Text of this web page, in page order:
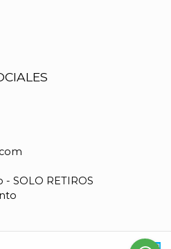
- SOLO RETIROS